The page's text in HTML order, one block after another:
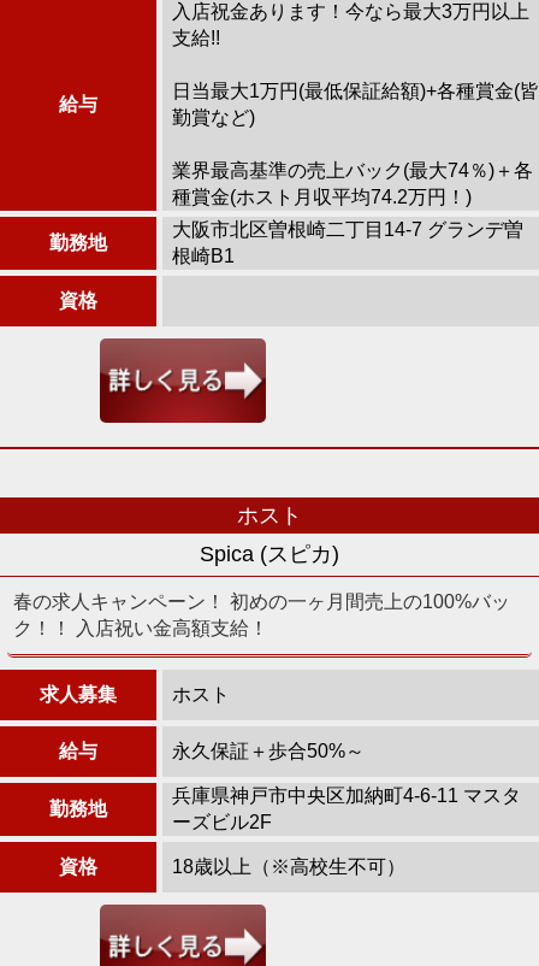
給与
入店祝金あります！今なら最大3万円以上
支給!!
日当最大1万円(最低保証給額)+各種賞金(皆
勤賞など)
業界最高基準の売上バック(最大74％)＋各
種賞金(ホスト月収平均74.2万円！)
勤務地
大阪市北区曽根崎二丁目14-7 グランデ曽
根崎B1
資格
ホスト
Spica (スピカ)
春の求人キャンペーン！ 初めの一ヶ月間売上の100%バッ
ク！！ 入店祝い金高額支給！
求人募集 ホスト
給与 永久保証＋歩合50%～
勤務地
兵庫県神戸市中央区加納町4-6-11 マスタ
ーズビル2F
資格 18歳以上（※高校生不可）